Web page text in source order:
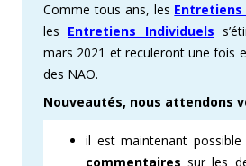
Comme tous ans, les Entretiens
les Entretiens Individuels
mars 2021 et reculeront une fois
des NAO.
Nouveautés, nous attendons
il est maintenant possible
commentaires sur les